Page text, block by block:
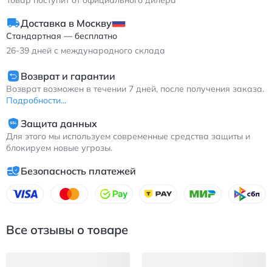
Найк Корт Вижн повседневные кроссовки с амортизацией и
износостойкой подошвой зеленого цвета.
Доставка в Москву
Стандартная — бесплатно
26-39 дней с международного склада
Возврат и гарантии
Возврат возможен в течении 7 дней, после получения заказа.
Подробности...
Защита данных
Для этого мы используем современные средства защиты и
блокируем новые угрозы.
Безопасность платежей
Все отзывы о товаре